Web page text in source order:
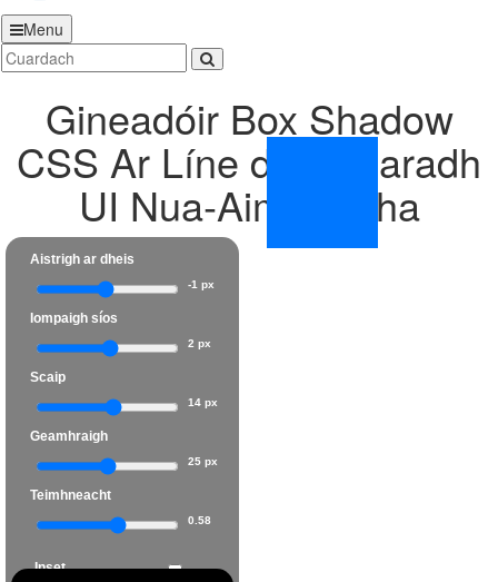
Menu
Gineadóir Box Shadow
CSS Ar Líne do Dhearadh
UI Nua‑Aimseartha
Aistrigh ar dheis
-1 px
Iompaigh síos
2 px
Scaip
14 px
Geamhraigh
25 px
Teimhneacht
0.58
Inset